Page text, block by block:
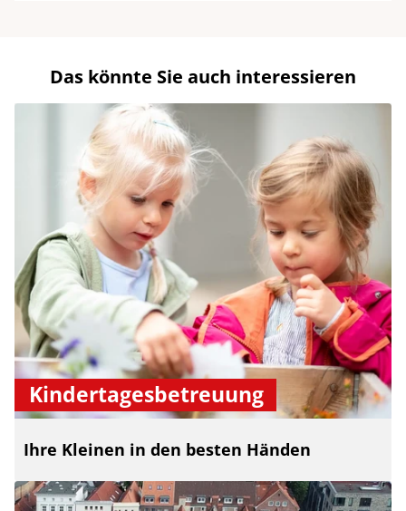
Das könnte Sie auch interessieren
Kindertagesbetreuung
Ihre Kleinen in den besten Händen